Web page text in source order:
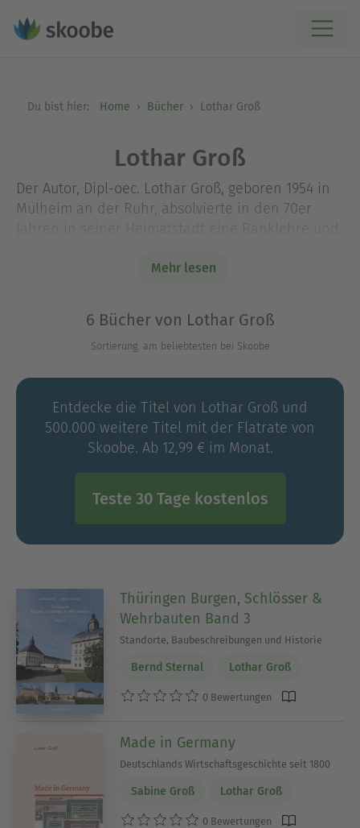
Du bist hier: Home Bücher Lothar Groß
Lothar Groß
Der Autor, Dipl-oec. Lothar Groß, geboren 1954 in
Mülheim an der Ruhr, absolvierte in den 70er
an der Universität Duisburg. Von 2000 bis 2021
Berufskolleg Wirtschaft und Verwaltung der Stadt
Remscheid. Er ist verheiratet mit der
Herausgeberin des Buches und hat zwei
Mehr lesen
6 Bücher von Lothar Groß
Sortierung: am beliebtesten bei Skoobe
Entdecke die Titel von Lothar Groß und
500.000 weitere Titel mit der Flatrate von
Skoobe. Ab 12,99 € im Monat.
Teste 30 Tage kostenlos
Thüringen Burgen, Schlösser &
Wehrbauten Band 3
Standorte, Baubeschreibungen und Historie
Bernd Sternal Lothar Groß
0 Bewertungen
Made in Germany
Deutschlands Wirtschaftsgeschichte seit 1800
Sabine Groß Lothar Groß
0 Bewertungen